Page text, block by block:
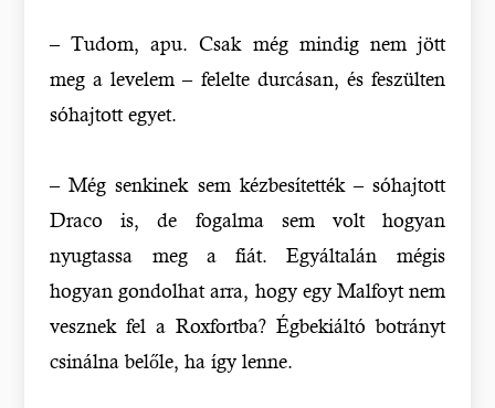
– Tudom, apu. Csak még mindig nem jött
meg a levelem – felelte durcásan, és feszülten
sóhajtott egyet.
– Még senkinek sem kézbesítették – sóhajtott
Draco is, de fogalma sem volt hogyan
nyugtassa meg a fiát. Egyáltalán mégis
hogyan gondolhat arra, hogy egy Malfoyt nem
vesznek fel a Roxfortba? Égbekiáltó botrányt
csinálna belőle, ha így lenne.